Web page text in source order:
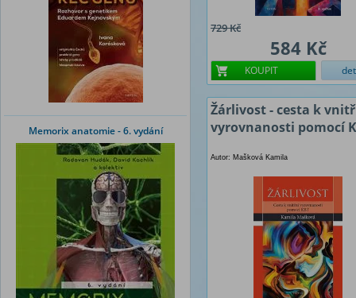
Memorix anatomie - 6. vydání
729 Kč
584 Kč
KOUPIT
Žárlivost - cesta k
vyrovnanosti pomocí
Autor: Mašková Kamila